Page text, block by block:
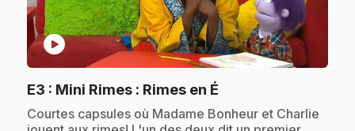
play_circle
E3 : Mini Rimes : Rimes en É
.Courtes capsules où Madame Bonheur et Charlie